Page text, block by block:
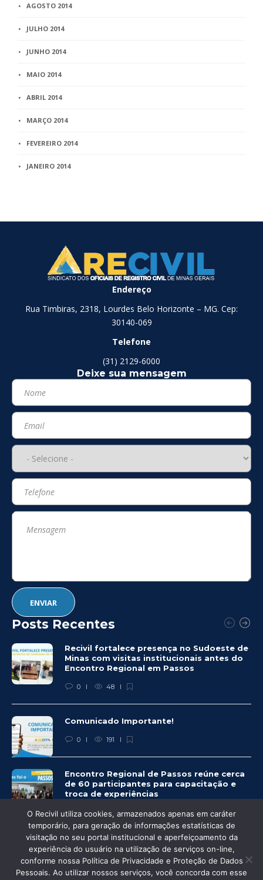
AGOSTO 2014
JULHO 2014
JUNHO 2014
MAIO 2014
ABRIL 2014
MARÇO 2014
FEVEREIRO 2014
JANEIRO 2014
Endereço
Rua Timbiras, 2318, Lourdes Belo Horizonte – MG. Cep:
30140-069
Telefone
(31) 2129-6000
Deixe sua mensagem
Posts Recentes
Recivil fortalece presença no Sudoeste de
Minas com visitas institucionais antes do
Encontro Regional em Passos
0 48
Comunicado Importante!
0 191
Encontro Regional de Passos reúne cerca
de 60 participantes para capacitação e
troca de experiências
0 225
© Recivil 2020 – Todos os direitos reservados.
O Recivil utiliza cookies, armazenados apenas em caráter
temporário, para geração de informações estatísticas de
visitação no seu portal institucional e aperfeiçoamento da
experiência do usuário na utilização de serviços on-line,
conforme nossa Política de Privacidade e Proteção de Dados
Pessoais. Ao utilizar nossos serviços, você concorda com esse